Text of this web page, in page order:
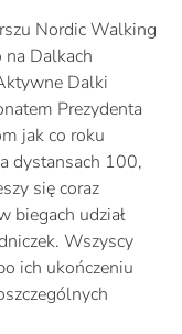
Nordic Walking
na Dalkach
Dalki
Prezydenta
jak co roku
dystansach 100,
się coraz
biegach udział
Wszyscy
ich ukończeniu